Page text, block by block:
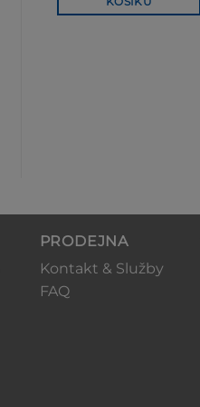
PRODEJNA
Kontakt & Služby
FAQ